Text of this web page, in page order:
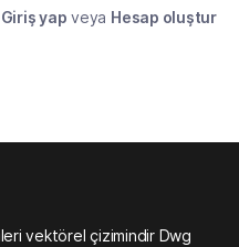
Giriş yap veya Hesap oluştur
vektörel çizimindir Dwg